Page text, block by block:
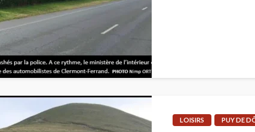
LOISIRS PUY DE